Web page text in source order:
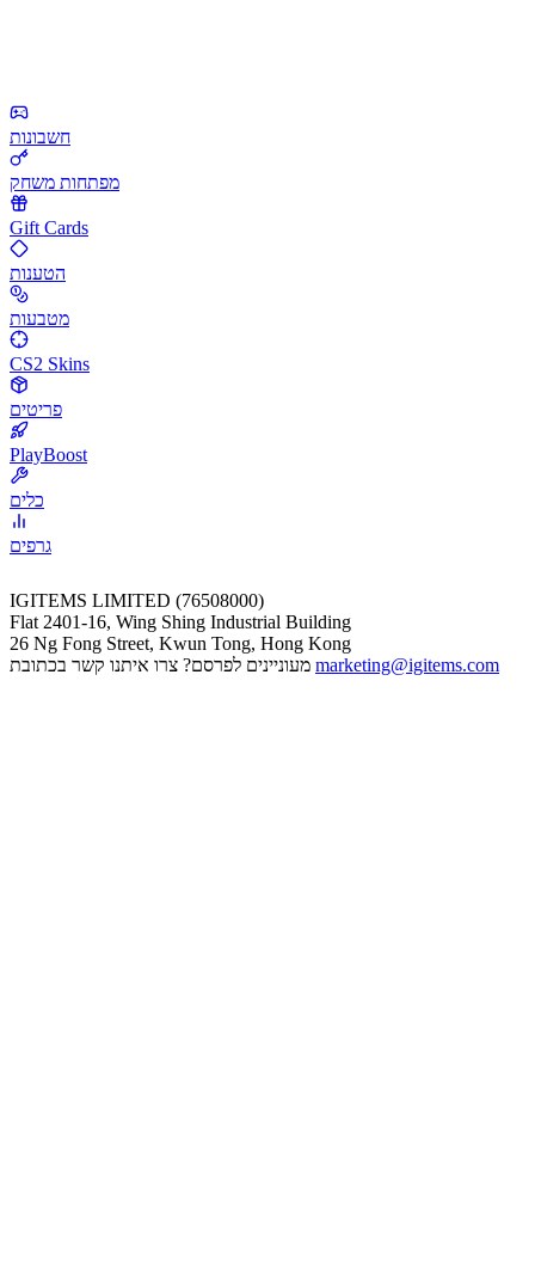
חשבונות
מפתחות משחק
Gift Cards
הטענות
מטבעות
CS2 Skins
פריטים
PlayBoost
כלים
גרפים
IGITEMS LIMITED (76508000)
Flat 2401-16, Wing Shing Industrial Building
26 Ng Fong Street, Kwun Tong, Hong Kong
marketing@igitems.com